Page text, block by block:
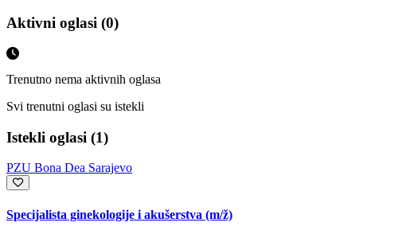
Aktivni oglasi (0)
Trenutno nema aktivnih oglasa
Svi trenutni oglasi su istekli
Istekli oglasi (1)
PZU Bona Dea Sarajevo
Specijalista ginekologije i akušerstva (m/ž)